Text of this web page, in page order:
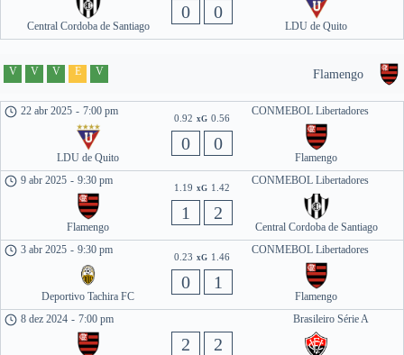
Central Cordoba de Santiago
0 0
LDU de Quito
Flamengo
V V V E V
CONMEBOL Libertadores
22 abr 2025 - 7:00 pm
LDU de Quito
0.92 xG 0.56
0 0
Flamengo
CONMEBOL Libertadores
9 abr 2025 - 9:30 pm
Flamengo
1.19 xG 1.42
1 2
Central Cordoba de Santiago
CONMEBOL Libertadores
3 abr 2025 - 9:30 pm
Deportivo Tachira FC
0.23 xG 1.46
0 1
Flamengo
Brasileiro Série A
8 dez 2024 - 7:00 pm
2 2